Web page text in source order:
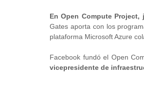
En Open Compute
Gates aporta con los
plataforma Microsoft Azure
Facebook fundó el Open
vicepresidente de